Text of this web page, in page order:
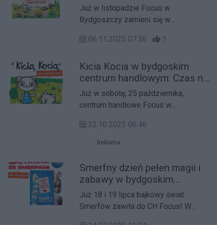
Już w listopadzie Focus w
Bydgoszczy zamieni się w
Od 12 do 15 listopada centrum
wydarzenie, które połączy świat
rzeczywisty i cyfrowy. Czekają tu
kreatywne strefy zabawy z klockami
Connect, bezpłatne warsztaty
przygody w świecie Roblox –
wyobraźnię i zapewnić rodzinną
06.11.2025 07:36 1
Kicia Kocia w bydgoskim
centrum handlowym: Czas na
dzień pełen zabawy i
przygód!
Już w sobotę, 25 października,
centrum handlowe Focus w
dzieci i ich rodziny na wyjątkowe
spotkanie z ukochaną bohaterką
galeria zamieni się w kolorowy świat
zabawy, kreatywności i radości –
pełen atrakcji, warsztatów i
niespodzianek dla najmłodszych. To
idealny sposób, by spędzić rodzinny
weekend w ciepłej, przyjaznej
22.10.2025 06:46
Reklama
Smerfny dzień pełen magii i
zabawy w bydgoskim
centrum handlowym
Już 18 i 19 lipca bajkowy świat
Smerfów zawita do CH Focus! W